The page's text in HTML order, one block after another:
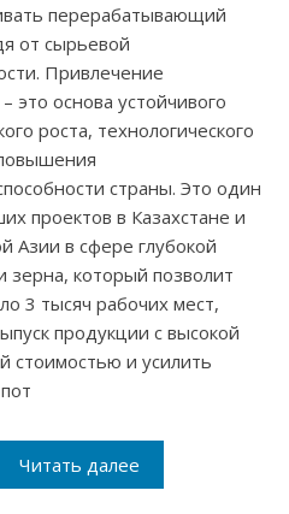
перерабатывающий
от сырьевой
Привлечение
это основа устойчивого
роста, технологического
страны. Это один
проектов в Казахстане и
Азии в сфере глубокой
зерна, который позволит
3 тысяч рабочих мест,
продукции с высокой
стоимостью и усилить
Читать далее